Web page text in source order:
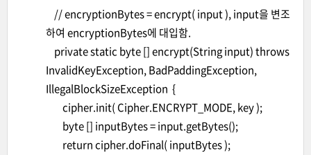
// encryptionBytes = encrypt( input ), input을 변조
하여 encryptionBytes에 대입함.
private static byte [] encrypt(String input) throws
InvalidKeyException, BadPaddingException,
IllegalBlockSizeException {
cipher.init( Cipher.ENCRYPT_MODE, key );
byte [] inputBytes = input.getBytes();
return cipher.doFinal( inputBytes );